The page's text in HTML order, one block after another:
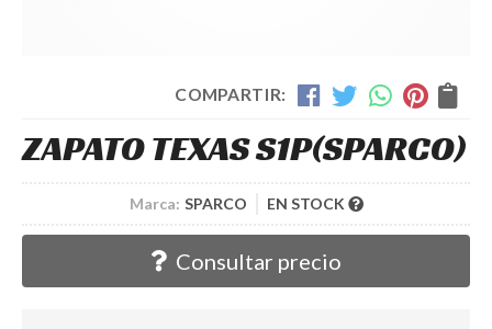
COMPARTIR:
ZAPATO TEXAS S1P(SPARCO)
Marca: SPARCO EN STOCK
Consultar precio